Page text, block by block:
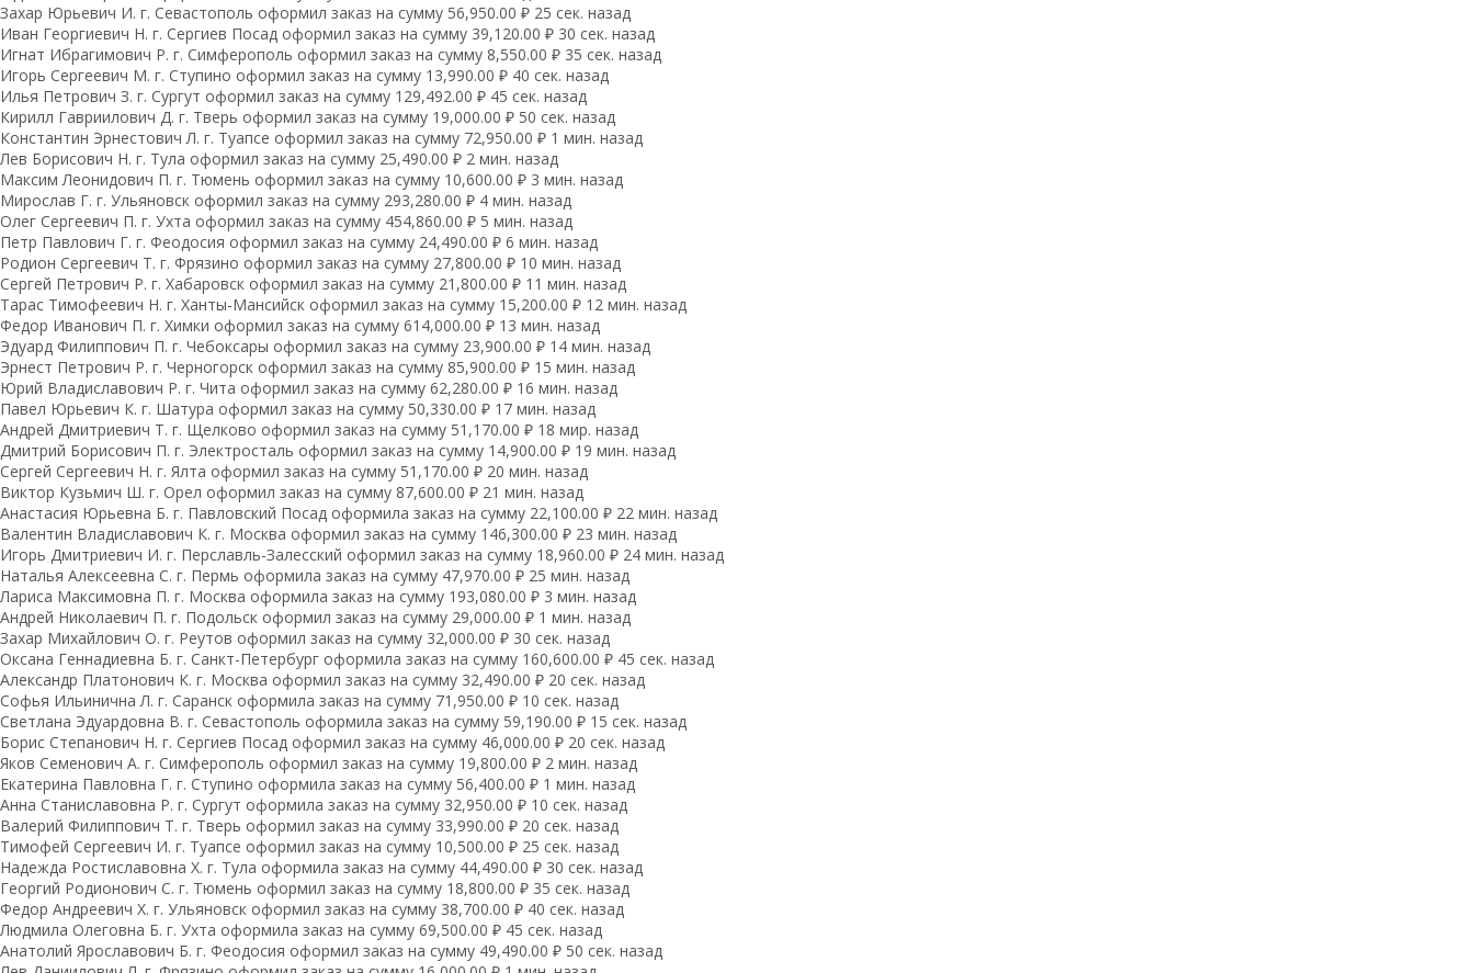
Захар Юрьевич И. г. Севастополь оформил заказ на сумму 56,950.00 ₽ 25 сек. назад
Иван Георгиевич Н. г. Сергиев Посад оформил заказ на сумму 39,120.00 ₽ 30 сек. назад
Игнат Ибрагимович Р. г. Симферополь оформил заказ на сумму 8,550.00 ₽ 35 сек. назад
Игорь Сергеевич М. г. Ступино оформил заказ на сумму 13,990.00 ₽ 40 сек. назад
Илья Петрович З. г. Сургут оформил заказ на сумму 129,492.00 ₽ 45 сек. назад
Кирилл Гавриилович Д. г. Тверь оформил заказ на сумму 19,000.00 ₽ 50 сек. назад
Константин Эрнестович Л. г. Туапсе оформил заказ на сумму 72,950.00 ₽ 1 мин. назад
Лев Борисович Н. г. Тула оформил заказ на сумму 25,490.00 ₽ 2 мин. назад
Максим Леонидович П. г. Тюмень оформил заказ на сумму 10,600.00 ₽ 3 мин. назад
Мирослав Г. г. Ульяновск оформил заказ на сумму 293,280.00 ₽ 4 мин. назад
Олег Сергеевич П. г. Ухта оформил заказ на сумму 454,860.00 ₽ 5 мин. назад
Петр Павлович Г. г. Феодосия оформил заказ на сумму 24,490.00 ₽ 6 мин. назад
Родион Сергеевич Т. г. Фрязино оформил заказ на сумму 27,800.00 ₽ 10 мин. назад
Сергей Петрович Р. г. Хабаровск оформил заказ на сумму 21,800.00 ₽ 11 мин. назад
Тарас Тимофеевич Н. г. Ханты-Мансийск оформил заказ на сумму 15,200.00 ₽ 12 мин. назад
Федор Иванович П. г. Химки оформил заказ на сумму 614,000.00 ₽ 13 мин. назад
Эдуард Филиппович П. г. Чебоксары оформил заказ на сумму 23,900.00 ₽ 14 мин. назад
Эрнест Петрович Р. г. Черногорск оформил заказ на сумму 85,900.00 ₽ 15 мин. назад
Юрий Владиславович Р. г. Чита оформил заказ на сумму 62,280.00 ₽ 16 мин. назад
Павел Юрьевич К. г. Шатура оформил заказ на сумму 50,330.00 ₽ 17 мин. назад
Андрей Дмитриевич Т. г. Щелково оформил заказ на сумму 51,170.00 ₽ 18 мир. назад
Дмитрий Борисович П. г. Электросталь оформил заказ на сумму 14,900.00 ₽ 19 мин. назад
Сергей Сергеевич Н. г. Ялта оформил заказ на сумму 51,170.00 ₽ 20 мин. назад
Виктор Кузьмич Ш. г. Орел оформил заказ на сумму 87,600.00 ₽ 21 мин. назад
Анастасия Юрьевна Б. г. Павловский Посад оформила заказ на сумму 22,100.00 ₽ 22 мин. назад
Валентин Владиславович К. г. Москва оформил заказ на сумму 146,300.00 ₽ 23 мин. назад
Игорь Дмитриевич И. г. Перславль-Залесский оформил заказ на сумму 18,960.00 ₽ 24 мин. назад
Наталья Алексеевна С. г. Пермь оформила заказ на сумму 47,970.00 ₽ 25 мин. назад
Лариса Максимовна П. г. Москва оформила заказ на сумму 193,080.00 ₽ 3 мин. назад
Андрей Николаевич П. г. Подольск оформил заказ на сумму 29,000.00 ₽ 1 мин. назад
Захар Михайлович О. г. Реутов оформил заказ на сумму 32,000.00 ₽ 30 сек. назад
Оксана Геннадиевна Б. г. Санкт-Петербург оформила заказ на сумму 160,600.00 ₽ 45 сек. назад
Александр Платонович К. г. Москва оформил заказ на сумму 32,490.00 ₽ 20 сек. назад
Софья Ильинична Л. г. Саранск оформила заказ на сумму 71,950.00 ₽ 10 сек. назад
Светлана Эдуардовна В. г. Севастополь оформила заказ на сумму 59,190.00 ₽ 15 сек. назад
Борис Степанович Н. г. Сергиев Посад оформил заказ на сумму 46,000.00 ₽ 20 сек. назад
Яков Семенович А. г. Симферополь оформил заказ на сумму 19,800.00 ₽ 2 мин. назад
Екатерина Павловна Г. г. Ступино оформила заказ на сумму 56,400.00 ₽ 1 мин. назад
Анна Станиславовна Р. г. Сургут оформила заказ на сумму 32,950.00 ₽ 10 сек. назад
Валерий Филиппович Т. г. Тверь оформил заказ на сумму 33,990.00 ₽ 20 сек. назад
Тимофей Сергеевич И. г. Туапсе оформил заказ на сумму 10,500.00 ₽ 25 сек. назад
Надежда Ростиславовна Х. г. Тула оформила заказ на сумму 44,490.00 ₽ 30 сек. назад
Георгий Родионович С. г. Тюмень оформил заказ на сумму 18,800.00 ₽ 35 сек. назад
Федор Андреевич Х. г. Ульяновск оформил заказ на сумму 38,700.00 ₽ 40 сек. назад
Людмила Олеговна Б. г. Ухта оформила заказ на сумму 69,500.00 ₽ 45 сек. назад
Анатолий Ярославович Б. г. Феодосия оформил заказ на сумму 49,490.00 ₽ 50 сек. назад